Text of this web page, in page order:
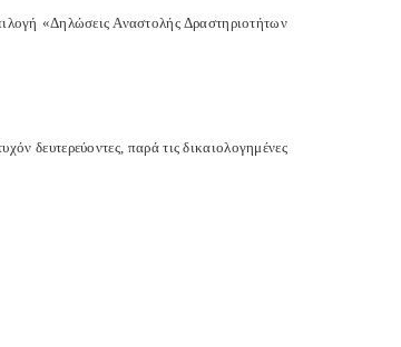
«Δηλώσεις Αναστολής Δραστηριοτήτων
δευτερεύοντες, παρά τις δικαιολογημένες